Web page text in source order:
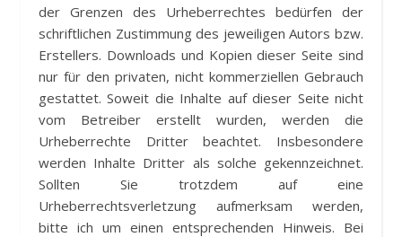
der Grenzen des Urheberrechtes bedürfen der
schriftlichen Zustimmung des jeweiligen Autors bzw.
Erstellers. Downloads und Kopien dieser Seite sind
nur für den privaten, nicht kommerziellen Gebrauch
gestattet. Soweit die Inhalte auf dieser Seite nicht
vom Betreiber erstellt wurden, werden die
Urheberrechte Dritter beachtet. Insbesondere
werden Inhalte Dritter als solche gekennzeichnet.
Sollten Sie trotzdem auf eine
Urheberrechtsverletzung aufmerksam werden,
bitte ich um einen entsprechenden Hinweis. Bei